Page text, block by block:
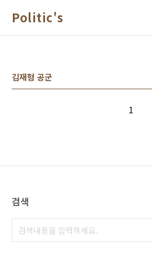
Politic's
김재형 공군
1
검색